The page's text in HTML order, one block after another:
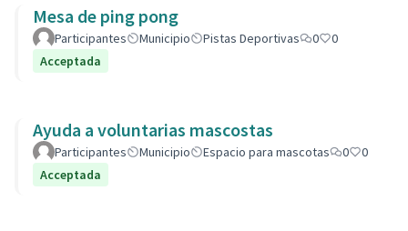
Mesa de ping pong
Participantes Municipio Pistas Deportivas 0
0
Acceptada
Ayuda a voluntarias mascostas
Participantes Municipio Espacio para mascotas 0
0
Acceptada